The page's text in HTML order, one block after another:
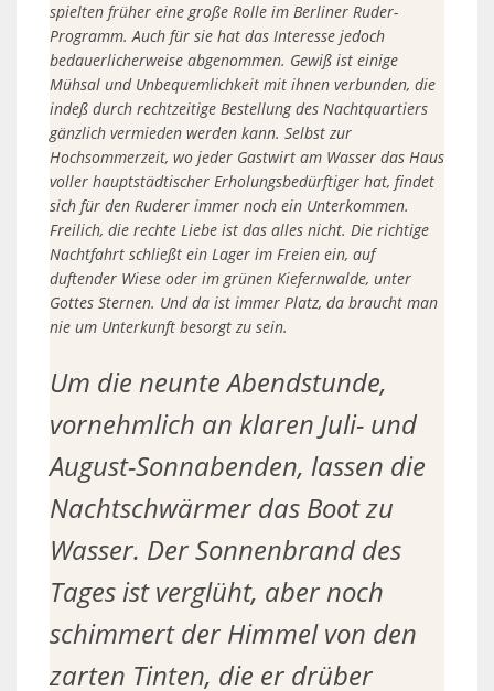
spielten früher eine große Rolle im Berliner Ruder-
Programm. Auch für sie hat das Interesse jedoch
bedauerlicherweise abgenommen. Gewiß ist einige
Mühsal und Unbequemlichkeit mit ihnen verbunden, die
indeß durch rechtzeitige Bestellung des Nachtquartiers
gänzlich vermieden werden kann. Selbst zur
Hochsommerzeit, wo jeder Gastwirt am Wasser das Haus
voller hauptstädtischer Erholungsbedürftiger hat, findet
sich für den Ruderer immer noch ein Unterkommen.
Freilich, die rechte Liebe ist das alles nicht. Die richtige
Nachtfahrt schließt ein Lager im Freien ein, auf
duftender Wiese oder im grünen Kiefernwalde, unter
Gottes Sternen. Und da ist immer Platz, da braucht man
nie um Unterkunft besorgt zu sein.
Um die neunte Abendstunde,
vornehmlich an klaren Juli- und
August-Sonnabenden, lassen die
Nachtschwärmer das Boot zu
Wasser. Der Sonnenbrand des
Tages ist verglüht, aber noch
schimmert der Himmel von den
zarten Tinten, die er drüber